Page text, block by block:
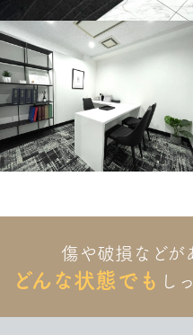
傷や破損などが
どんな状態でも し